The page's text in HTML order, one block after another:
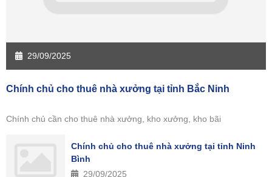
29/09/2025
Chính chủ cho thuê nhà xưởng tại tỉnh Bắc Ninh
Chính chủ cần cho thuê nhà xưởng, kho xưởng, kho bãi
Chính chủ cho thuê nhà xưởng tại tỉnh Ninh
Bình
29/09/2025